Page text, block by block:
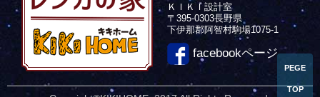
ＫＩＫＩ設計室
〒395-0303長野県
下伊那郡阿智村駒場1075-1
facebookページ
PEGE
TOP